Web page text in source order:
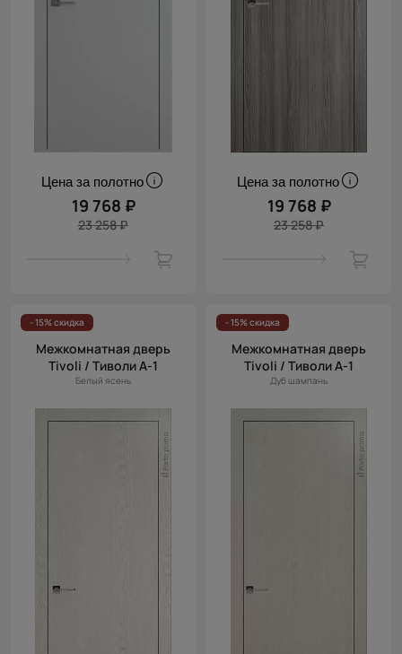
Цена за полотно
19 768 ₽
23 258 ₽
Цена за полотно
19 768 ₽
23 258 ₽
- 15% скидка
Межкомнатная дверь
Tivoli / Тиволи А-1
Белый ясень
- 15% скидка
Межкомнатная дверь
Tivoli / Тиволи А-1
Дуб шампань